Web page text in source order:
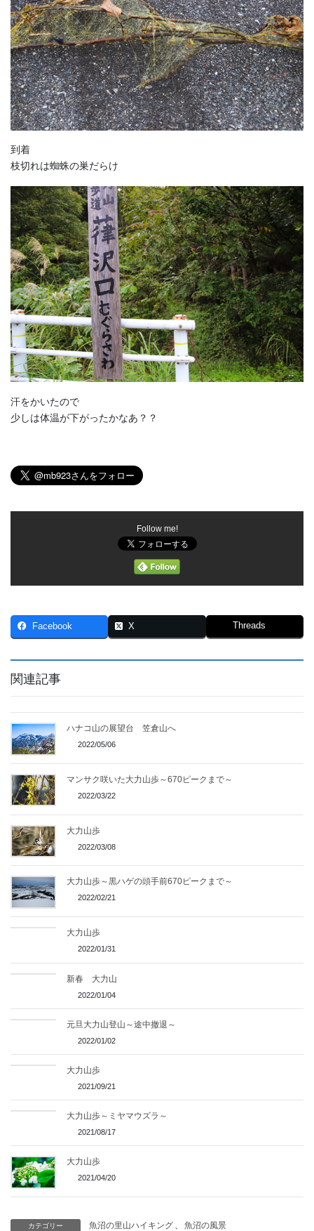
到着
枝切れは蜘蛛の巣だらけ
汗をかいたので
少しは体温が下がったかなあ？？
Follow me!
Facebook X Threads
関連記事
ハナコ山の展望台 笠倉山へ
2022/05/06
マンサク咲いた大力山歩～670ピークまで～
2022/03/22
大力山歩
2022/03/08
大力山歩～黒ハゲの頭手前670ピークまで～
2022/02/21
大力山歩
2022/01/31
新春 大力山
2022/01/04
元旦大力山登山～途中撤退～
2022/01/02
大力山歩
2021/09/21
大力山歩～ミヤマウズラ～
2021/08/17
大力山歩
2021/04/20
カテゴリー 魚沼の里山ハイキング 、 魚沼の風景